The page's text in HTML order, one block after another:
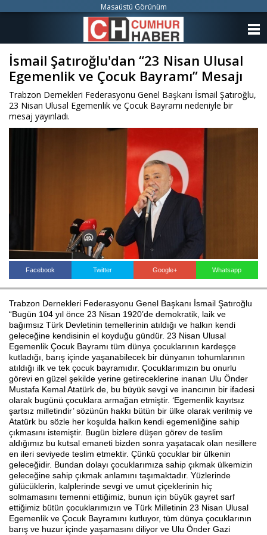
İsmail Şatıroğlu'dan “23 Nisan Ulusal
Egemenlik ve Çocuk Bayramı” Mesajı
Trabzon Dernekleri Federasyonu Genel Başkanı İsmail Şatıroğlu,
23 Nisan Ulusal Egemenlik ve Çocuk Bayramı nedeniyle bir
mesaj yayınladı.
Facebook Twitter Google+ Whatsapp
Trabzon Dernekleri Federasyonu Genel Başkanı İsmail Şatıroğlu
“Bugün 104 yıl önce 23 Nisan 1920’de demokratik, laik ve
bağımsız Türk Devletinin temellerinin atıldığı ve halkın kendi
geleceğine kendisinin el koyduğu gündür. 23 Nisan Ulusal
Egemenlik Çocuk Bayramı tüm dünya çocuklarının kardeşçe
kutladığı, barış içinde yaşanabilecek bir dünyanın tohumlarının
atıldığı ilk ve tek çocuk bayramıdır. Çocuklarımızın bu onurlu
görevi en güzel şekilde yerine getireceklerine inanan Ulu Önder
Mustafa Kemal Atatürk de, bu büyük sevgi ve inancının bir ifadesi
olarak bugünü çocuklara armağan etmiştir. ‘Egemenlik kayıtsız
şartsız milletindir’ sözünün hakkı bütün bir ülke olarak verilmiş ve
Atatürk bu sözle her koşulda halkın kendi egemenliğine sahip
çıkmasını istemiştir. Bugün bizlere düşen görev de teslim
aldığımız bu kutsal emaneti bizden sonra yaşatacak olan nesillere
en ileri seviyede teslim etmektir. Çünkü çocuklar bir ülkenin
geleceğidir. Bundan dolayı çocuklarımıza sahip çıkmak ülkemizin
geleceğine sahip çıkmak anlamını taşımaktadır. Yüzlerinde
gülücüklerin, kalplerinde sevgi ve umut çiçeklerinin hiç
solmamasını temenni ettiğimiz, bunun için büyük gayret sarf
ettiğimiz bütün çocuklarımızın ve Türk Milletinin 23 Nisan Ulusal
Egemenlik ve Çocuk Bayramını kutluyor, tüm dünya çocuklarının
barış ve huzur içinde yaşamasını diliyor ve Ulu Önder Gazi
Masaüstü Görünüm
KATEGORİLER
ANKETLER
VİDEO GALERİ
KÜNYE
Haberin Doğru Adresi.